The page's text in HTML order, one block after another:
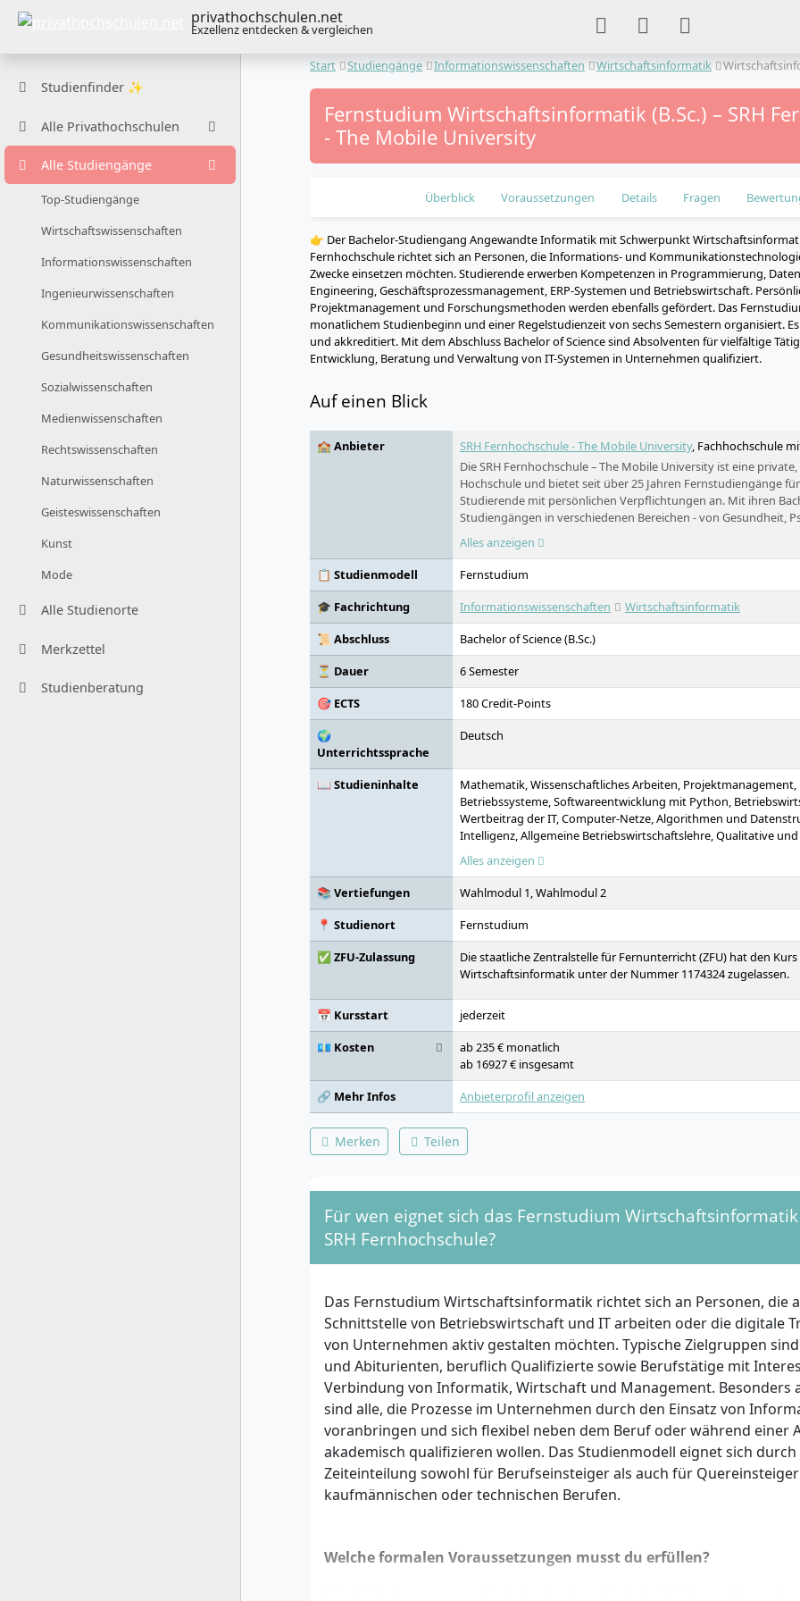
privathochschulen.net
Exzellenz entdecken & vergleichen
Studienfinder ✨
Alle Privathochschulen
Alle Studiengänge
Top-Studiengänge
Wirtschaftswissenschaften
Informationswissenschaften
Ingenieurwissenschaften
Kommunikationswissenschaften
Gesundheitswissenschaften
Sozialwissenschaften
Medienwissenschaften
Rechtswissenschaften
Naturwissenschaften
Geisteswissenschaften
Kunst
Mode
Alle Studienorte
Merkzettel
Studienberatung
Start Studiengänge Informationswissenschaften Wirtschaftsinformatik
Fernstudium Wirtschaftsinformatik (B.Sc.) – SRH
- The Mobile University
Überblick Voraussetzungen Details Fragen
👉 Der Bachelor-Studiengang Angewandte Informatik mit Schwerpunkt
Fernhochschule richtet sich an Personen, die Informations- und
Zwecke einsetzen möchten. Studierende erwerben Kompetenzen in Programmierung,
Engineering, Geschäftsprozessmanagement, ERP-Systemen und Betriebswirtschaft.
Projektmanagement und Forschungsmethoden werden ebenfalls gefördert. Das
monatlichem Studienbeginn und einer Regelstudienzeit von sechs Semestern organisiert.
und akkreditiert. Mit dem Abschluss Bachelor of Science sind Absolventen für vielfältige
Entwicklung, Beratung und Verwaltung von IT-Systemen in Unternehmen qualifiziert.
Auf einen Blick
🏫 Anbieter SRH Fernhochschule - The Mobile University, Fachhochschule
Die SRH Fernhochschule – The Mobile University ist eine
Hochschule und bietet seit über 25 Jahren Fernstudiengänge
Studierende mit persönlichen Verpflichtungen an. Mit ihren
Studiengängen in verschiedenen Bereichen - von Gesundheit,
über Design und Kommunikation bis hin zu Nachhaltigkeit und
der führenden Fernhochschulen in Deutschland.
Alles anzeigen
📋 Studienmodell
Fernstudium
🎓 Fachrichtung
Informationswissenschaften
Wirtschaftsinformatik
📜 Abschluss
Bachelor of Science (B.Sc.)
⏳ Dauer
6 Semester
🎯 ECTS
180 Credit-Points
🌍
Unterrichtssprache
Deutsch
📖 Studieninhalte
Mathematik, Wissenschaftliches Arbeiten,
Betriebssysteme, Softwareentwicklung mit Python,
Wertbeitrag der IT, Computer-Netze, Algorithmen und
Intelligenz, Allgemeine Betriebswirtschaftslehre, Qualitative
Forschungsmethoden, SQL und Datenbanken,
Betriebliche Wertschöpfung, Grundlagen der Datenanalytik,
Informationssicherheit, Theorie-Praxis-Transfer,
Systeme - Einführung und Anwendung, IT-Governance und IT
Leistungsmanagement, Praxisprojekt, Wahlmodul 1, Enterprise
Management (EAM), Web-Programmierung, Wahlmodul 2,
Alles anzeigen
📚 Vertiefungen
Wahlmodul 1, Wahlmodul 2
📍 Studienort
Fernstudium
✅ ZFU-Zulassung
Die staatliche Zentralstelle für Fernunterricht (ZFU) hat den Kurs
Wirtschaftsinformatik unter der Nummer 1174324 zugelassen.
📅 Kursstart
jederzeit
💶 Kosten
ab 235 € monatlich
ab 16927 € insgesamt
🔗 Mehr Infos
Anbieterprofil anzeigen
Merken Teilen
Für wen eignet sich das Fernstudium Wirtschaftsinformatik
SRH Fernhochschule?
Das Fernstudium Wirtschaftsinformatik richtet sich an Personen, die
Schnittstelle von Betriebswirtschaft und IT arbeiten oder die digitale
von Unternehmen aktiv gestalten möchten. Typische Zielgruppen
und Abiturienten, beruflich Qualifizierte sowie Berufstätige mit
Verbindung von Informatik, Wirtschaft und Management. Besonders
sind alle, die Prozesse im Unternehmen durch den Einsatz von
voranbringen und sich flexibel neben dem Beruf oder während einer
akademisch qualifizieren wollen. Das Studienmodell eignet sich
Zeiteinteilung sowohl für Berufseinsteiger als auch für
kaufmännischen oder technischen Berufen.
Welche formalen Voraussetzungen musst du erfüllen?